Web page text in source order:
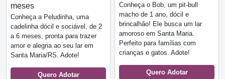
meses
Conheça a Peludinha, uma
cadelinha dócil e sociável, de 2
a 6 meses, pronta para trazer
amor e alegria ao seu lar em
Santa Maria/RS. Adote!
Quero Adotar
Conheça o Bob, um pit-bull
macho de 1 ano, dócil e
brincalhão! Ele busca um lar
amoroso em Santa Maria.
Perfeito para famílias com
crianças e gatos. Adote!
Quero Adotar